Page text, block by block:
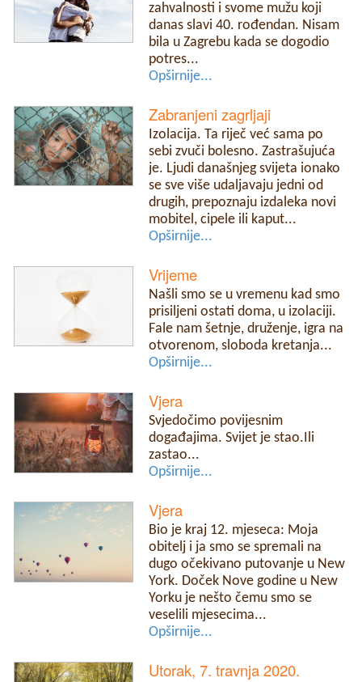
zahvalnosti i svome mužu koji
danas slavi 40. rođendan. Nisam
bila u Zagrebu kada se dogodio
potres...
Opširnije...
Zabranjeni zagrljaji
Izolacija. Ta riječ već sama po
sebi zvuči bolesno. Zastrašujuća
je. Ljudi današnjeg svijeta ionako
se sve više udaljavaju jedni od
drugih, prepoznaju izdaleka novi
mobitel, cipele ili kaput...
Opširnije...
Vrijeme
Našli smo se u vremenu kad smo
prisiljeni ostati doma, u izolaciji.
Fale nam šetnje, druženje, igra na
otvorenom, sloboda kretanja...
Opširnije...
Vjera
Svjedočimo povijesnim
događajima. Svijet je stao.Ili
zastao...
Opširnije...
Vjera
Bio je kraj 12. mjeseca: Moja
obitelj i ja smo se spremali na
dugo očekivano putovanje u New
York. Doček Nove godine u New
Yorku je nešto čemu smo se
veselili mjesecima...
Opširnije...
Utorak, 7. travnja 2020.